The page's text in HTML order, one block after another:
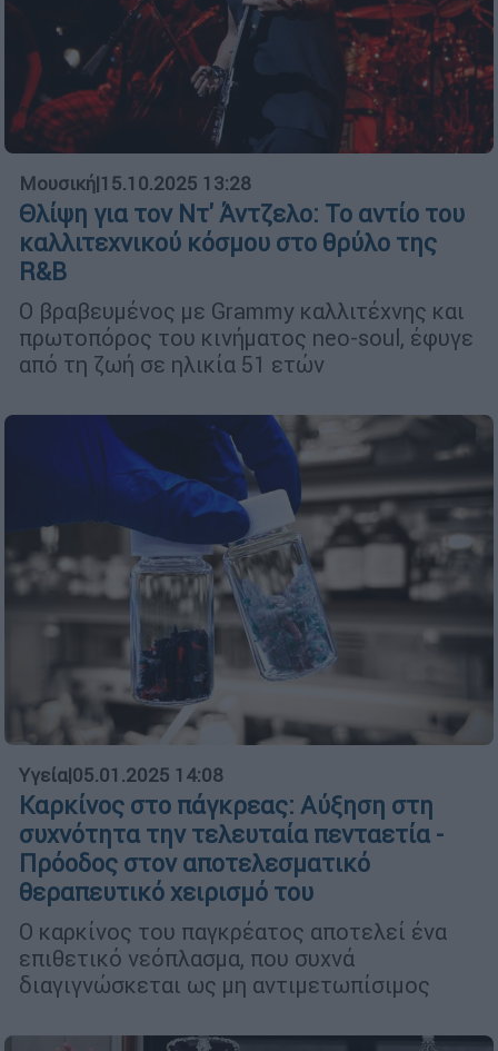
Μουσική|15.10.2025 13:28
Θλίψη για τον Ντ' Άντζελο: Το αντίο του
καλλιτεχνικού κόσμου στο θρύλο της
R&B
Ο βραβευμένος με Grammy καλλιτέχνης και
πρωτοπόρος του κινήματος neo-soul, έφυγε
από τη ζωή σε ηλικία 51 ετών
Υγεία|05.01.2025 14:08
Καρκίνος στο πάγκρεας: Αύξηση στη
συχνότητα την τελευταία πενταετία -
Πρόοδος στον αποτελεσματικό
θεραπευτικό χειρισμό του
Ο καρκίνος του παγκρέατος αποτελεί ένα
επιθετικό νεόπλασμα, που συχνά
διαγιγνώσκεται ως μη αντιμετωπίσιμος